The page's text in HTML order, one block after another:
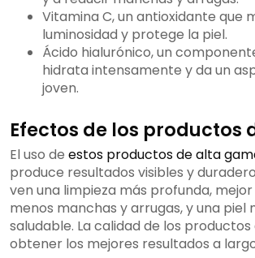
Vitamina C, un antioxidante que
luminosidad y protege la piel.
Ácido hialurónico, un
hidrata intensamente y da un
joven.
Efectos de los productos
El uso de estos productos de alta
produce resultados visibles y
ven una limpieza más profunda,
menos manchas y arrugas, y una piel
saludable. La calidad de los
obtener los mejores resultados a